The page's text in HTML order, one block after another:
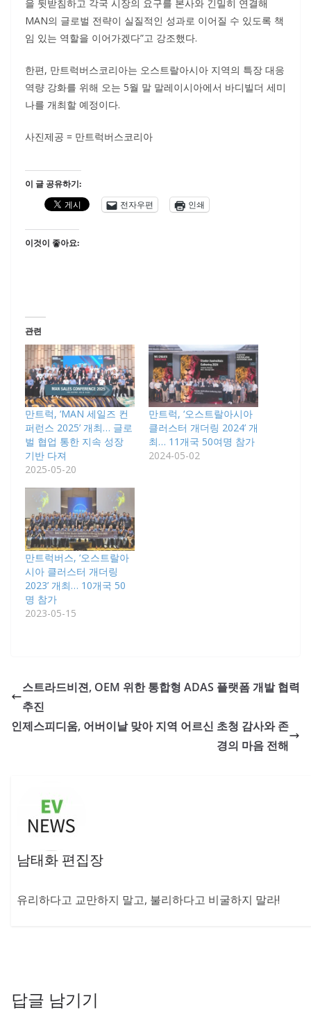
을 뒷받침하고 각국 시장의 요구를 본사와 긴밀히 연결해
MAN의 글로벌 전략이 실질적인 성과로 이어질 수 있도록 책
임 있는 역할을 이어가겠다”고 강조했다.
한편, 만트럭버스코리아는 오스트랄아시아 지역의 특장 대응
역량 강화를 위해 오는 5월 말 말레이시아에서 바디빌더 세미
나를 개최할 예정이다.
사진제공 = 만트럭버스코리아
이 글 공유하기:
전자우편
인쇄
이것이 좋아요:
관련
만트럭, ‘MAN 세일즈 컨
퍼런스 2025’ 개최… 글로
벌 협업 통한 지속 성장
기반 다져
2025-05-20
만트럭, ‘오스트랄아시아
클러스터 개더링 2024’ 개
최… 11개국 50여명 참가
2024-05-02
만트럭버스, ‘오스트랄아
시아 클러스터 개더링
2023’ 개최… 10개국 50
명 참가
2023-05-15
스트라드비젼, OEM 위한 통합형 ADAS 플랫폼 개발 협력
추진
인제스피디움, 어버이날 맞아 지역 어르신 초청 감사와 존
경의 마음 전해
남태화 편집장
유리하다고 교만하지 말고, 불리하다고 비굴하지 말라!
답글 남기기